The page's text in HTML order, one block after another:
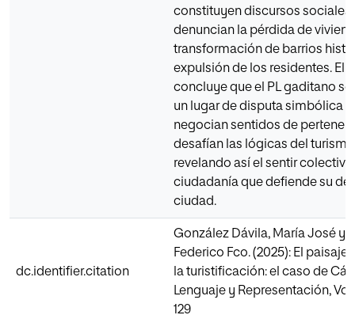
constituyen discursos sociales
denuncian la pérdida de
transformación de barrios
expulsión de los residentes. El
concluye que el PL gaditano
un lugar de disputa simbólica
negocian sentidos de
desafían las lógicas del
revelando así el sentir colectivo
ciudadanía que defiende su
ciudad.
dc.identifier.citation
González Dávila, María José y
Federico Fco. (2025): El
la turistificación: el caso de
Lenguaje y Representación,
129